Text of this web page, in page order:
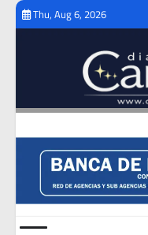
Skip
Thu, Aug 6, 2026